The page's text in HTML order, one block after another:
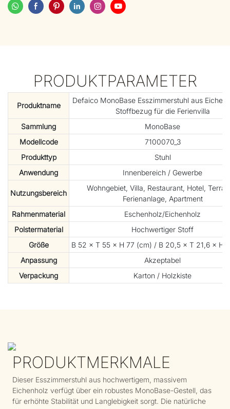
PRODUKTPARAMETER
Produktname
Defaico MonoBase Esszimmerstuhl aus
Stoffbezug für die Ferienvilla
Sammlung
MonoBase
Modellcode
7100070_3
Produkttyp
Stuhl
Anwendung
Innenbereich / Gewerbe
Nutzungsbereich
Wohngebiet, Villa, Restaurant, Hotel,
Ferienanlage, Apartment
Rahmenmaterial
Eschenholz/Eichenholz
Polstermaterial
Hochwertiger Stoff
Größe
B 52 × T 55 × H 77 (cm) / B 20,5 × T 21,6 × H
Anpassung
Akzeptabel
Verpackung
Karton / Holzkiste
PRODUKTMERKMALE
Dieser Esszimmerstuhl aus hochwertigem, massivem
Eichenholz verfügt über ein robustes MonoBase-Gestell, das
für erhöhte Stabilität und Langlebigkeit sorgt. Die natürliche